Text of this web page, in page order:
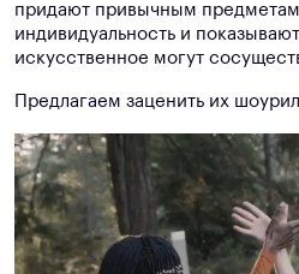
придают привычным
индивидуальность и
искусственное могут
Предлагаем заценить их